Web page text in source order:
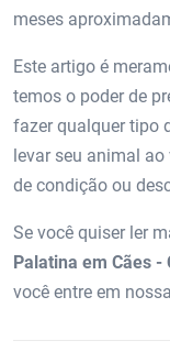
meses
Este artigo é
temos o poder de
fazer qualquer tipo
levar seu animal
de condição ou
Se você quiser ler
Palatina em Cães -
você entre em